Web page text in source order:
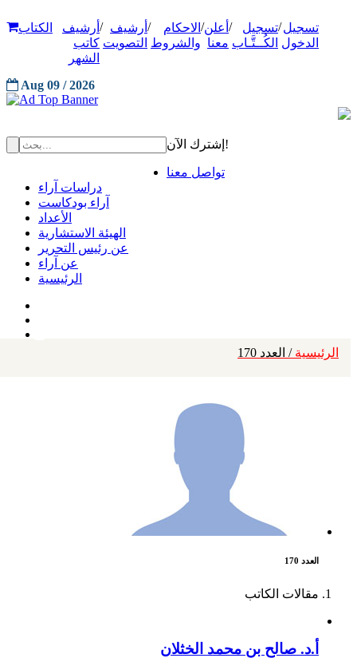
تسجيل
الدخول
/تسجيل
الكُــتَّـاب
/ أعلن
معنا
/ الاحكام
والشروط
/ أرشيف
التصويت
/ أرشيف
كاتب
الشهر
الكتاب
Aug 09 / 2026
إشترك الآن!
تواصل معنا
دراسات آراء
آراء بودكاست
الأعداد
الهيئة الاستشارية
عن رئيس التحرير
عن آراء
الرئيسية
الرئيسية / العدد 170
العدد 170
مقالات الكاتب
أ.د. صالح بن محمد الخثلان